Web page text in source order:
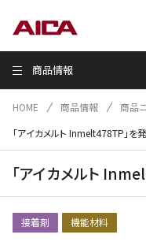
商品情報
HOME 商品情報 商品
「アイカメルト Inmelt478TP」を
「アイカメルト
接着剤 機能材料